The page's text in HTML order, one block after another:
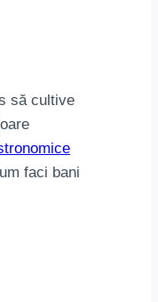
să cultive
faci bani